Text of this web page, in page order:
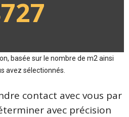
basée sur le nombre de m2 ainsi
avez sélectionnés.
contact avec vous par
avec précision